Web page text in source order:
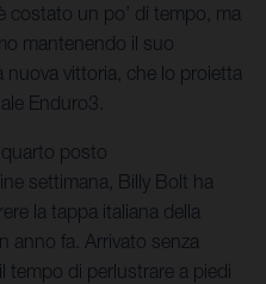
costato un po’ di tempo, ma
mantenendo il suo
vittoria, che lo proietta
Enduro3.
posto
settimana, Billy Bolt ha
la tappa italiana della
anno fa. Arrivato senza
tempo di perlustrare a piedi